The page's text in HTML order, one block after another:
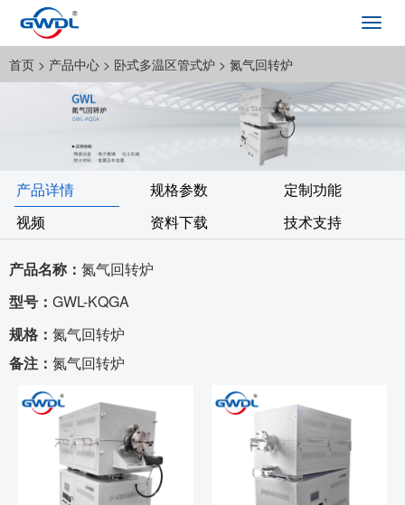
首页 > 产品中心 > 卧式多温区管式炉 > 氮气回转炉
产品详情 规格参数
定制功能
视频
资料下载 技术支持
产品名称： 氮气回转炉
型号： GWL-KQGA
规格： 氮气回转炉
备注： 氮气回转炉